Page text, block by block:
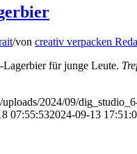
/von creativ verpacken
für junge Leute.
2024/09/
07:55:532024-09-13